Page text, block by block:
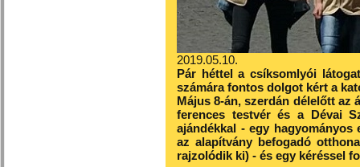
2019.05.10.
Pár héttel a csíksomlyói
számára fontos dolgot kért a
Május 8-án, szerdán délelőtt az
ferences testvér és a Dévai
ajándékkal - egy hagyományos
az alapítvány befogadó
rajzolódik ki) - és egy kéréssel